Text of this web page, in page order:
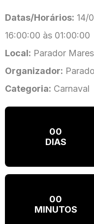
Datas/Horários: 14/
16:00:00 às 01:00:00
Local: Parador
Organizador:
Categoria: Carnaval
00
DIAS
00
MINUTOS